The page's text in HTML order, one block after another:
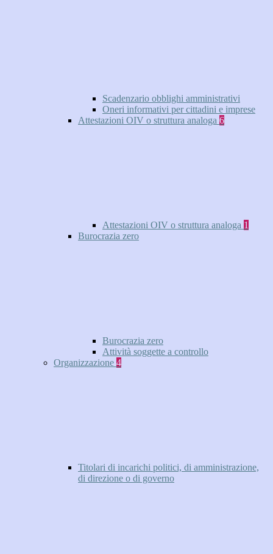
Scadenzario obblighi amministrativi
Oneri informativi per cittadini e imprese
Attestazioni OIV o struttura analoga 6
Attestazioni OIV o struttura analoga 1
Burocrazia zero
Burocrazia zero
Attività soggette a controllo
Organizzazione 4
Titolari di incarichi politici, di amministrazione,
di direzione o di governo